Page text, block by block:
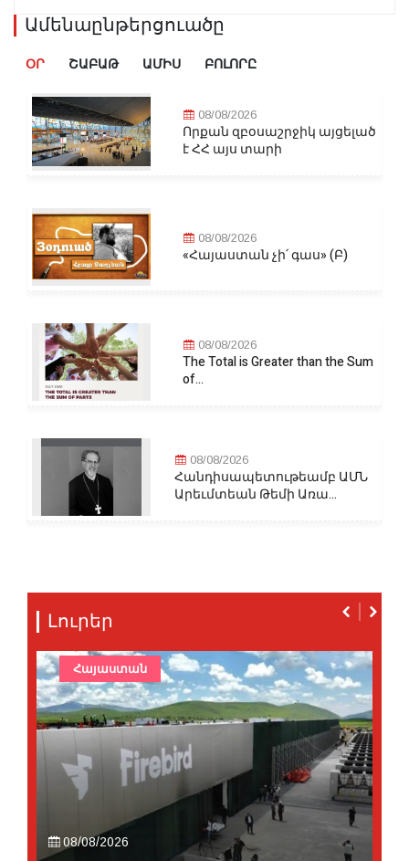
Ամենաընթերցուածը
ՕՐ ՇԱԲԱԹ ԱՄԻՍ ԲՈԼՈՐԸ
08/08/2026
Որքան զբօսաշրջիկ այցելած
է ՀՀ այս տարի
08/08/2026
«Հայաստան չի՛ գաս» (Բ)
08/08/2026
The Total is Greater than the Sum
of...
08/08/2026
Հանդիսապետութեամբ ԱՄՆ
Արեւմտեան Թեմի Առա...
Լուրեր
08/08/2026
Հայաստան